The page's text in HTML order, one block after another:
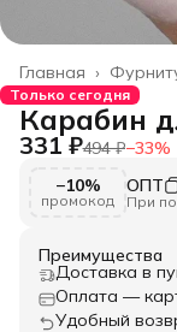
Главная ›
Только сегодня
Карабин
331 ₽494 ₽−33%
−10%
промокод
ОПТ
При
Преимущества
Доставка в
Оплата —
Удобный